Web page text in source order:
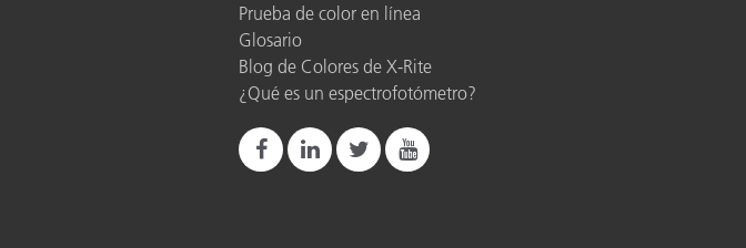
Prueba de color en línea
Glosario
Blog de Colores de X-Rite
¿Qué es un espectrofotómetro?